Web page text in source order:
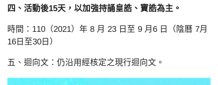
四、活動後15天，以加強持誦皇誥、寶誥為主。
時間：110（2021）年 8 月 23 日至 9 月6 日（陰曆 7月
16日至30日）
五、迴向文：仍沿用經核定之現行迴向文。